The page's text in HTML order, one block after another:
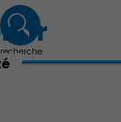
recherche